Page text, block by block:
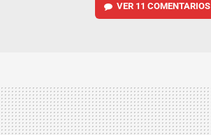
VER 11 COMENTARIOS